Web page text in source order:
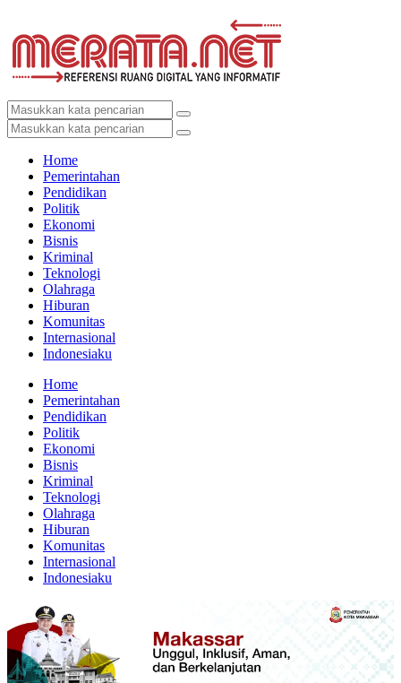
Home
Pemerintahan
Pendidikan
Politik
Ekonomi
Bisnis
Kriminal
Teknologi
Olahraga
Hiburan
Komunitas
Internasional
Indonesiaku
Home
Pemerintahan
Pendidikan
Politik
Ekonomi
Bisnis
Kriminal
Teknologi
Olahraga
Hiburan
Komunitas
Internasional
Indonesiaku